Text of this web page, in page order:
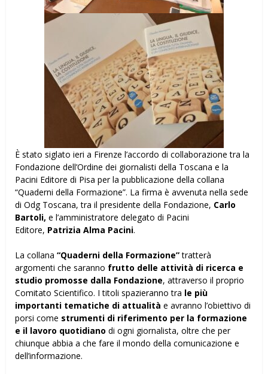
È stato siglato ieri a Firenze l’accordo di collaborazione tra la
Fondazione dell’Ordine dei giornalisti della Toscana e la
Pacini Editore di Pisa per la pubblicazione della collana
“Quaderni della Formazione”. La firma è avvenuta nella sede
di Odg Toscana, tra il presidente della Fondazione, Carlo
Bartoli, e l’amministratore delegato di Pacini
Editore, Patrizia Alma Pacini.
La collana “Quaderni della Formazione”tratterà
argomenti che saranno frutto delle attività di ricerca e
studio promosse dalla Fondazione, attraverso il proprio
Comitato Scientifico. I titoli spazieranno tra le più
importanti tematiche di attualità e avranno l’obiettivo di
porsi come strumenti di riferimento per la formazione
e il lavoro quotidiano di ogni giornalista, oltre che per
chiunque abbia a che fare il mondo della comunicazione e
dell’informazione.